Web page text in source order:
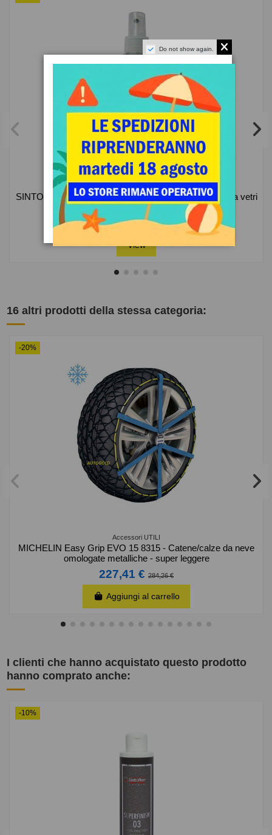
Non disponibile
INVERNO
SINTOFLON Superfinish Glass - trattamento antipioggia vetri
al PTFE Teflon
17,57 €19,52 €
View
16 altri prodotti della stessa categoria:
-20%
Accessori UTILI
MICHELIN Easy Grip EVO 15 8315 - Catene/calze da neve
omologate metalliche - super leggere
227,41 € 284,26 €
Aggiungi al carrello
I clienti che hanno acquistato questo prodotto
hanno comprato anche:
-10%
Do not show again.